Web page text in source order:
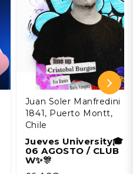
Juan Soler Manfredini
1841, Puerto Montt,
Chile
Jueves University🎓
06 AGOSTO / CLUB
W✨🎊